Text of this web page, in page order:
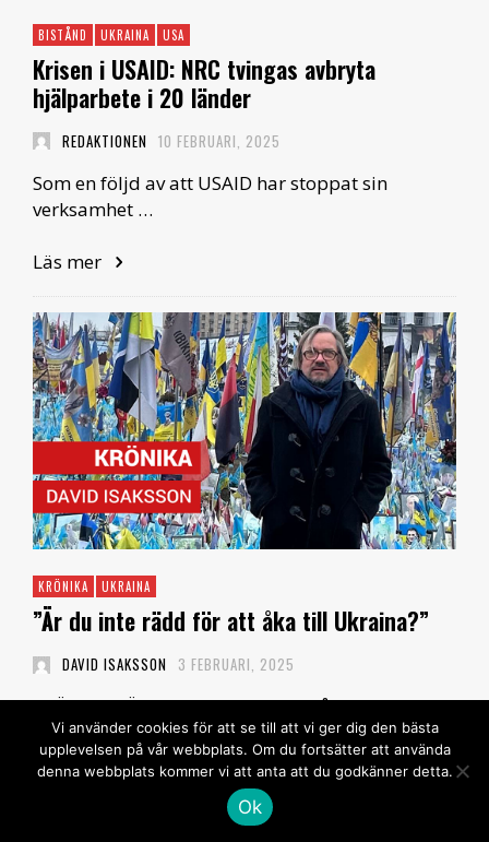
BISTÅND UKRAINA USA
Krisen i USAID: NRC tvingas avbryta
hjälparbete i 20 länder
REDAKTIONEN 10 FEBRUARI, 2025
Som en följd av att USAID har stoppat sin
verksamhet …
Läs mer
KRÖNIKA UKRAINA
”Är du inte rädd för att åka till Ukraina?”
DAVID ISAKSSON 3 FEBRUARI, 2025
KRÖNIKA. ”Är du inte rädd för att åka till
Ukraina?” …
Läs mer
Vi använder cookies för att se till att vi ger dig den bästa
upplevelsen på vår webbplats. Om du fortsätter att använda
denna webbplats kommer vi att anta att du godkänner detta.
Ok